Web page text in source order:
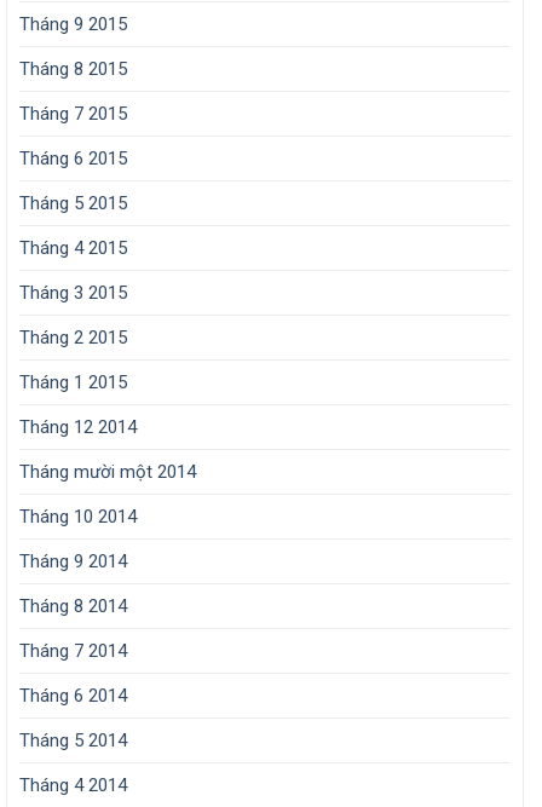
Tháng 9 2015
Tháng 8 2015
Tháng 7 2015
Tháng 6 2015
Tháng 5 2015
Tháng 4 2015
Tháng 3 2015
Tháng 2 2015
Tháng 1 2015
Tháng 12 2014
Tháng mười một 2014
Tháng 10 2014
Tháng 9 2014
Tháng 8 2014
Tháng 7 2014
Tháng 6 2014
Tháng 5 2014
Tháng 4 2014